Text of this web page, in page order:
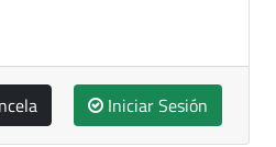
Iniciar Sesión